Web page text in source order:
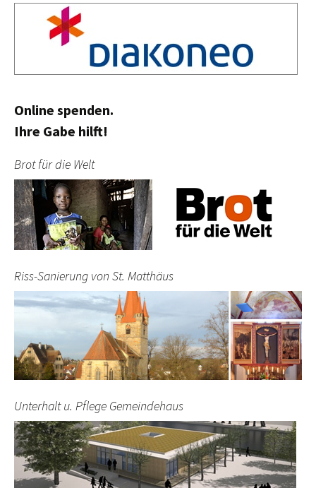
Online spenden.
Ihre Gabe hilft!
Brot für die Welt
Riss-Sanierung von St. Matthäus
Unterhalt u. Pflege Gemeindehaus